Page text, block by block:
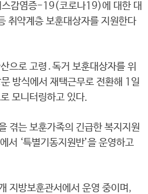
스감염증-19(코로나19)에 대한 대
취약계층 보훈대상자를 지원한다
으로 고령․독거 보훈대상자를 위
방식에서 재택근무로 전환해 1일
모니터링하고 있다.
겪는 보훈가족의 긴급한 복지지원
서 ‘특별기동지원반’을 운영하고
지방보훈관서에서 운영 중이며,